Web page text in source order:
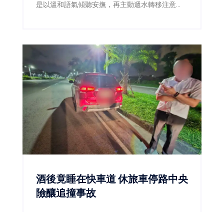
是以溫和語氣傾聽安撫，再主動遞水轉移注意
酒後竟睡在快車道 休旅車停路中央
險釀追撞事故